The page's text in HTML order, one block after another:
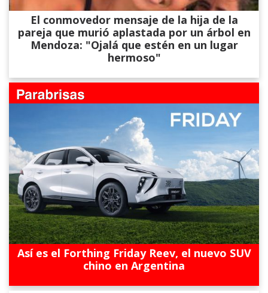
El conmovedor mensaje de la hija de la
pareja que murió aplastada por un árbol en
Mendoza: "Ojalá que estén en un lugar
hermoso"
Así es el Forthing Friday Reev, el nuevo SUV
chino en Argentina